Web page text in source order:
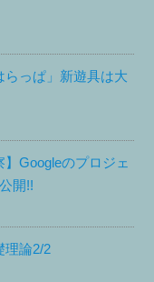
らっぱ」新遊具は大
】Googleのプロジェ
開!!
理論2/2